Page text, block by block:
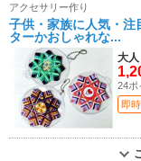
アクセサリー作り
子供・家族に人気・
ターかおしゃれな...
大人
24ポ
即